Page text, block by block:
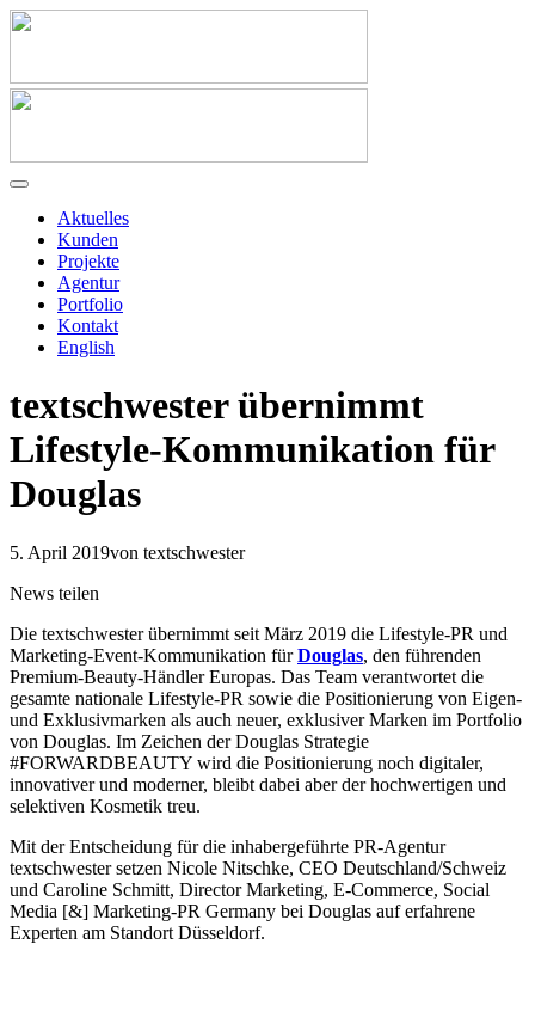
Aktuelles
Kunden
Projekte
Agentur
Portfolio
Kontakt
English
textschwester übernimmt
Lifestyle-Kommunikation für
Douglas
5. April 2019von textschwester
News teilen
Die textschwester übernimmt seit März 2019 die Lifestyle-PR und
Marketing-Event-Kommunikation fürDouglas, den führenden
Premium-Beauty-Händler Europas. Das Team verantwortet die
gesamte nationale Lifestyle-PR sowie die Positionierung von Eigen-
und Exklusivmarken als auch neuer, exklusiver Marken im Portfolio
von Douglas. Im Zeichen der Douglas Strategie
#FORWARDBEAUTY wird die Positionierung noch digitaler,
innovativer und moderner, bleibt dabei aber der hochwertigen und
selektiven Kosmetik treu.
Mit der Entscheidung für die inhabergeführte PR-Agentur
textschwester setzen Nicole Nitschke, CEO Deutschland/Schweiz
und Caroline Schmitt, Director Marketing, E-Commerce, Social
Media [&] Marketing-PR Germany bei Douglas auf erfahrene
Experten am Standort Düsseldorf.